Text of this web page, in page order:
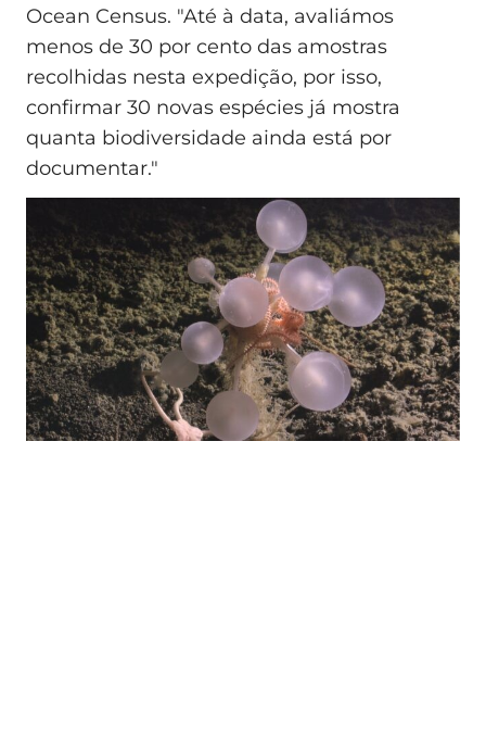
Ocean Census. "Até à data, avaliámos
menos de 30 por cento das amostras
recolhidas nesta expedição, por isso,
confirmar 30 novas espécies já mostra
quanta biodiversidade ainda está por
documentar."